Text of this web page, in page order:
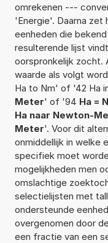
omrekenen ---
'Energie'. Daarna zet
eenheden die
resulterende lijst
oorspronkelijk zocht.
waarde als volgt
Ha to Nm' of '42 Ha
Meter' of '94 Ha =
Ha naar Newton-
Meter'. Voor dit
onmiddellijk in welke
specifiek moet
mogelijkheden men
omslachtige
selectielijsten met
ondersteunde
overgenomen door
een fractie van een